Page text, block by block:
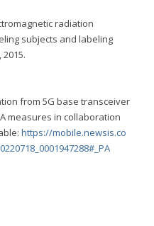
radiation
subjects and labeling
from 5G base transceiver
measures in collaboration
https://mobile.newsis.co